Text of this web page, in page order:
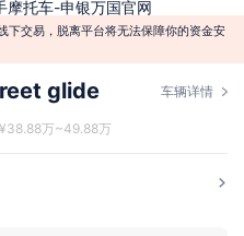
托车-申银万国官网
下交易，脱离平台将无法保障你的资金安
glide 车辆详情
万~49.88万